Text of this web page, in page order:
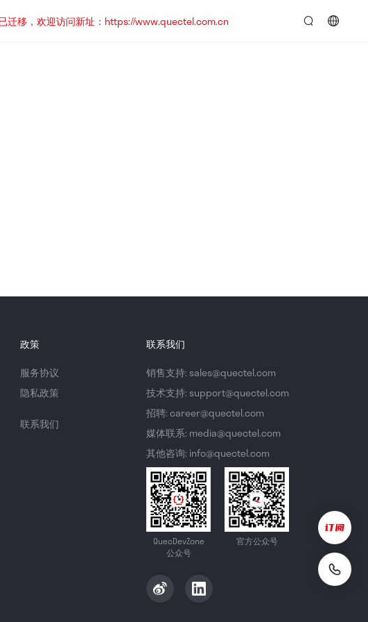
迁移，欢迎访问新址：https://www.quectel.com.cn
政策
服务协议
隐私政策
联系我们
联系我们
销售支持: sales@quectel.com
技术支持: support@quectel.com
招聘: career@quectel.com
媒体联系: media@quectel.com
其他咨询: info@quectel.com
QuecDevZone
公众号
官方公众号